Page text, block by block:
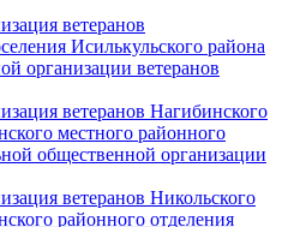
ветеранов
Исилькульского района
организации ветеранов
ветеранов Нагибинского
местного районного
общественной организации
ветеранов Никольского
районного отделения